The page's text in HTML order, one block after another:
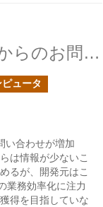
最近、WordPress疲れの方からのお問い合わせが増えました
ピュータ
い合わせが増加
は情報が少ないこ
るが、開発元はこ
業務効率化に注力
得を目指していな